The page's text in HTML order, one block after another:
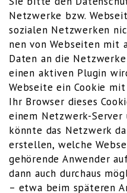
Netz­wer­ke bzw.
sozia­len Netz­wer­ken
nen von Web­sei­ten mit
Daten an die
einen akti­ven Plug­in
Web­sei­te ein Coo­kie
Ihr Brow­ser die­ses
einem Netz­werk-
könn­te das Netz­werk
erstel­len, wel­che
gehö­ren­de Anwen­der
dann auch durch­aus
– etwa beim spä­te­ren